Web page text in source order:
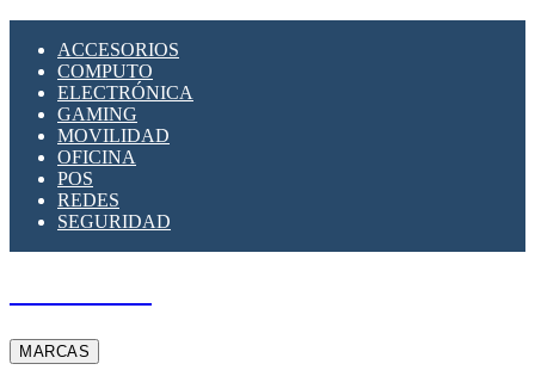
SUPRESOR DE TRANSIENTES SPDS PARA
APLICACIONES FOTOVOLTAICAS
ACCESORIOS
COMPUTO
ELECTRÓNICA
GAMING
MOVILIDAD
OFICINA
POS
REDES
SEGURIDAD
MARCAS